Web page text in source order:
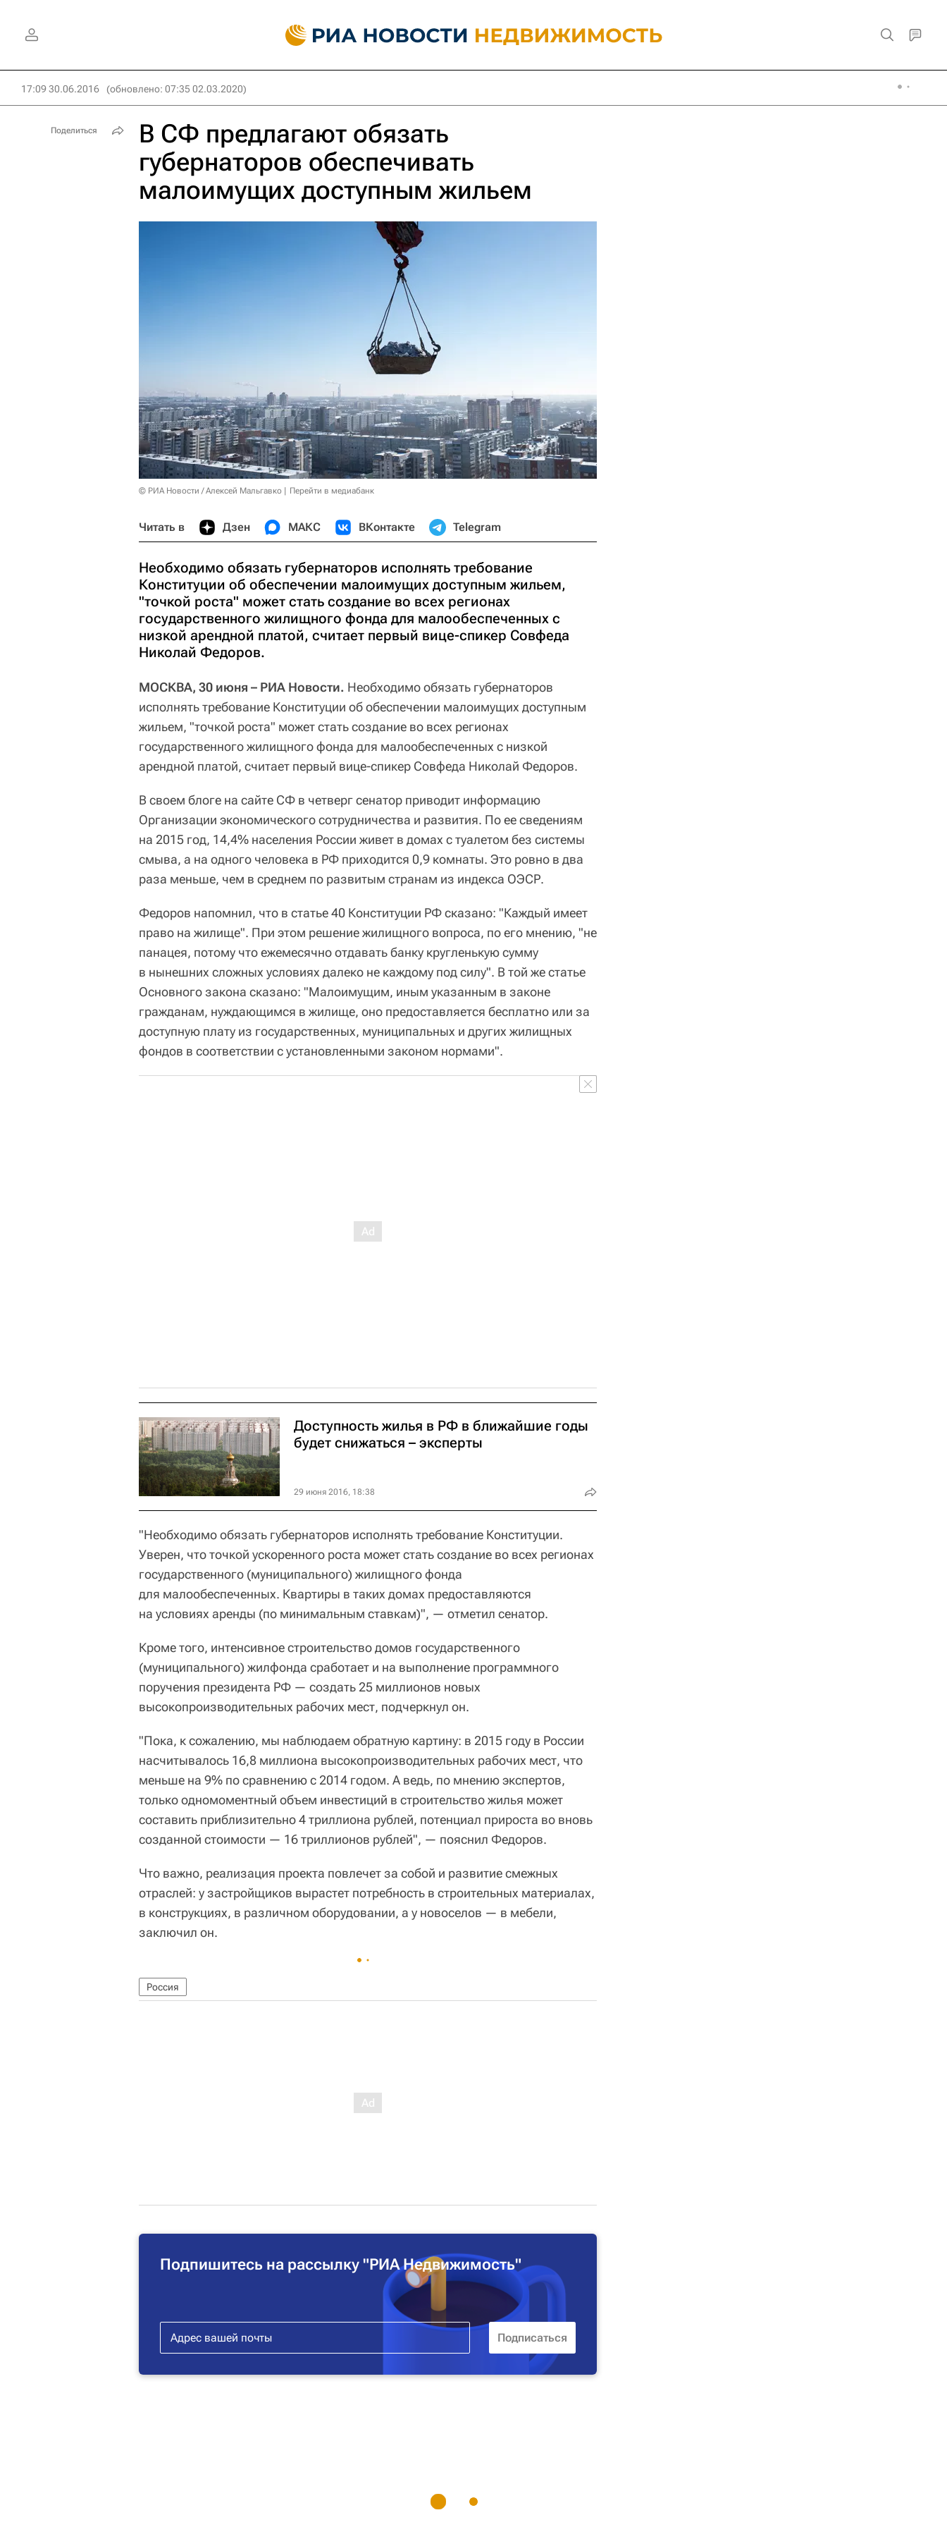
17:09 30.06.2016 (обновлено: 07:35 02.03.2020)
В СФ предлагают обязать
губернаторов обеспечивать
малоимущих доступным жильем
© РИА Новости / Алексей Мальгавко Перейти в медиабанк
Читать в Дзен МАКС ВКонтакте Telegram
Необходимо обязать губернаторов исполнять требование
Конституции об обеспечении малоимущих доступным жильем,
"точкой роста" может стать создание во всех регионах
государственного жилищного фонда для малообеспеченных с
низкой арендной платой, считает первый вице-спикер Совфеда
Николай Федоров.
МОСКВА, 30 июня – РИА Новости. Необходимо обязать губернаторов
исполнять требование Конституции об обеспечении малоимущих доступным
жильем, "точкой роста" может стать создание во всех регионах
государственного жилищного фонда для малообеспеченных с низкой
арендной платой, считает первый вице-спикер Совфеда Николай Федоров.
В своем блоге на сайте СФ в четверг сенатор приводит информацию
Организации экономического сотрудничества и развития. По ее сведениям
на 2015 год, 14,4% населения России живет в домах с туалетом без системы
смыва, а на одного человека в РФ приходится 0,9 комнаты. Это ровно в два
раза меньше, чем в среднем по развитым странам из индекса ОЭСР.
Федоров напомнил, что в статье 40 Конституции РФ сказано: "Каждый имеет
право на жилище". При этом решение жилищного вопроса, по его мнению, "не
панацея, потому что ежемесячно отдавать банку кругленькую сумму
в нынешних сложных условиях далеко не каждому под силу". В той же статье
Основного закона сказано: "Малоимущим, иным указанным в законе
гражданам, нуждающимся в жилище, оно предоставляется бесплатно или за
доступную плату из государственных, муниципальных и других жилищных
фондов в соответствии с установленными законом нормами".
Доступность жилья в РФ в ближайшие годы
будет снижаться – эксперты
29 июня 2016, 18:38
"Необходимо обязать губернаторов исполнять требование Конституции.
Уверен, что точкой ускоренного роста может стать создание во всех регионах
государственного (муниципального) жилищного фонда
для малообеспеченных. Квартиры в таких домах предоставляются
на условиях аренды (по минимальным ставкам)", — отметил сенатор.
Кроме того, интенсивное строительство домов государственного
(муниципального) жилфонда сработает и на выполнение программного
поручения президента РФ — создать 25 миллионов новых
высокопроизводительных рабочих мест, подчеркнул он.
"Пока, к сожалению, мы наблюдаем обратную картину: в 2015 году в России
насчитывалось 16,8 миллиона высокопроизводительных рабочих мест, что
меньше на 9% по сравнению с 2014 годом. А ведь, по мнению экспертов,
только одномоментный объем инвестиций в строительство жилья может
составить приблизительно 4 триллиона рублей, потенциал прироста во вновь
созданной стоимости — 16 триллионов рублей", — пояснил Федоров.
Что важно, реализация проекта повлечет за собой и развитие смежных
отраслей: у застройщиков вырастет потребность в строительных материалах,
в конструкциях, в различном оборудовании, а у новоселов — в мебели,
заключил он.
Россия
Подпишитесь на рассылку "РИА Недвижимость"
Поделиться